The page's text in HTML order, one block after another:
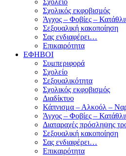
Σχολείο
Σχολικός εκφοβισμός
Άγχος – Φοβίες –
Σεξουαλική κακοποίηση
Σας ενδιαφέρει…
Επικαιρότητα
ΕΦΗΒΟΙ
Συμπεριφορά
Σχολείο
Σεξουαλικότητα
Σχολικός εκφοβισμός
Διαδίκτυο
Κάπνισμα – Αλκοόλ –
Άγχος – Φοβίες –
Διαταραχές πρόσληψης
Σεξουαλική κακοποίηση
Σας ενδιαφέρει…
Επικαιρότητα